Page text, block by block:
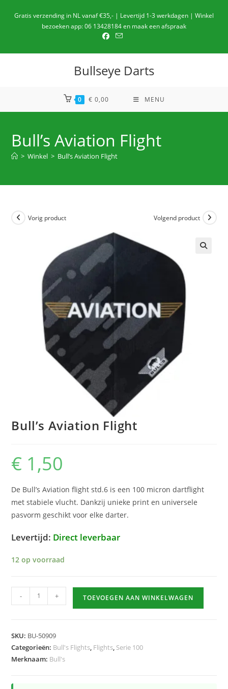
naarGratis verzending in NL vanaf €35,- | Levertijd 1-3 werkdagen | Winkel
bezoeken app: 06 13428184 en maak een afspraak
Bullseye Darts
0 € 0,00 MENU
Bull’s Aviation Flight
> Winkel > Bull’s Aviation Flight
Vorig product Volgend product
Bull’s Aviation Flight
€ 1,50
De Bull’s Aviation flight std.6 is een 100 micron dartflight
met stabiele vlucht. Dankzij unieke print en universele
pasvorm geschikt voor elke darter.
Levertijd: Direct leverbaar
12 op voorraad
Aviation
- + TOEVOEGEN AAN WINKELWAGEN
SKU: BU-50909
Categorieën: Bull's Flights, Flights, Serie 100
Merknaam: Bull's